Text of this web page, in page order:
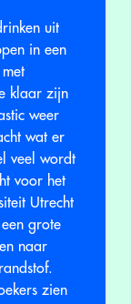
uit
in een
klaar zijn
weer
wat er
veel wordt
voor het
Utrecht
grote
naar
zien